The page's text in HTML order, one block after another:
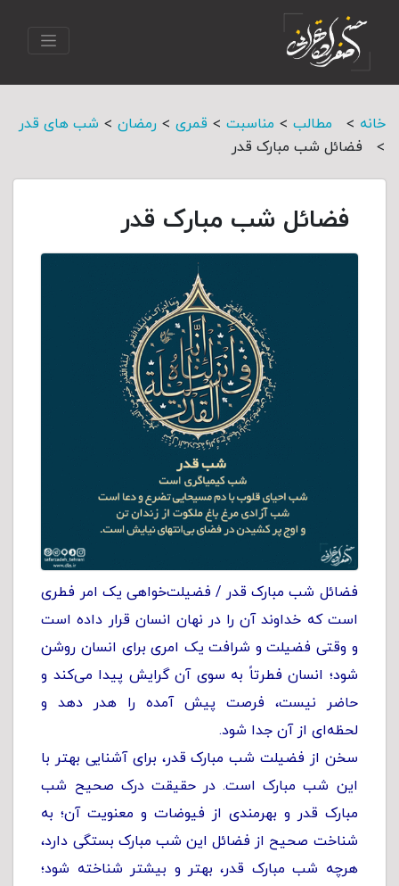
خانه > مطالب > مناسبت > قمری > رمضان > شب های قدر
> فضائل شب مبارک قدر
فضائل شب مبارک قدر
فضائل شب مبارک قدر / فضیلت‌خواهی یک امر فطری
است که خداوند آن را در نهان انسان قرار داده است
و وقتی فضیلت و شرافت یک امری برای انسان روشن
شود؛ انسان فطرتاً به سوی آن گرایش پیدا می‌کند و
حاضر نیست، فرصت پیش آمده را ‌هدر دهد و
لحظه‌ای از آن جدا شود.
سخن از فضیلت شب مبارک قدر، برای آشنایی بهتر با
این شب مبارک است. در حقیقت درک صحیح شب
مبارک قدر و بهرمندی از فیوضات و معنویت آن؛ به
شناخت صحیح از فضائل این شب مبارک بستگی دارد،
هرچه شب مبارک قدر، بهتر و بیشتر شناخته شود؛